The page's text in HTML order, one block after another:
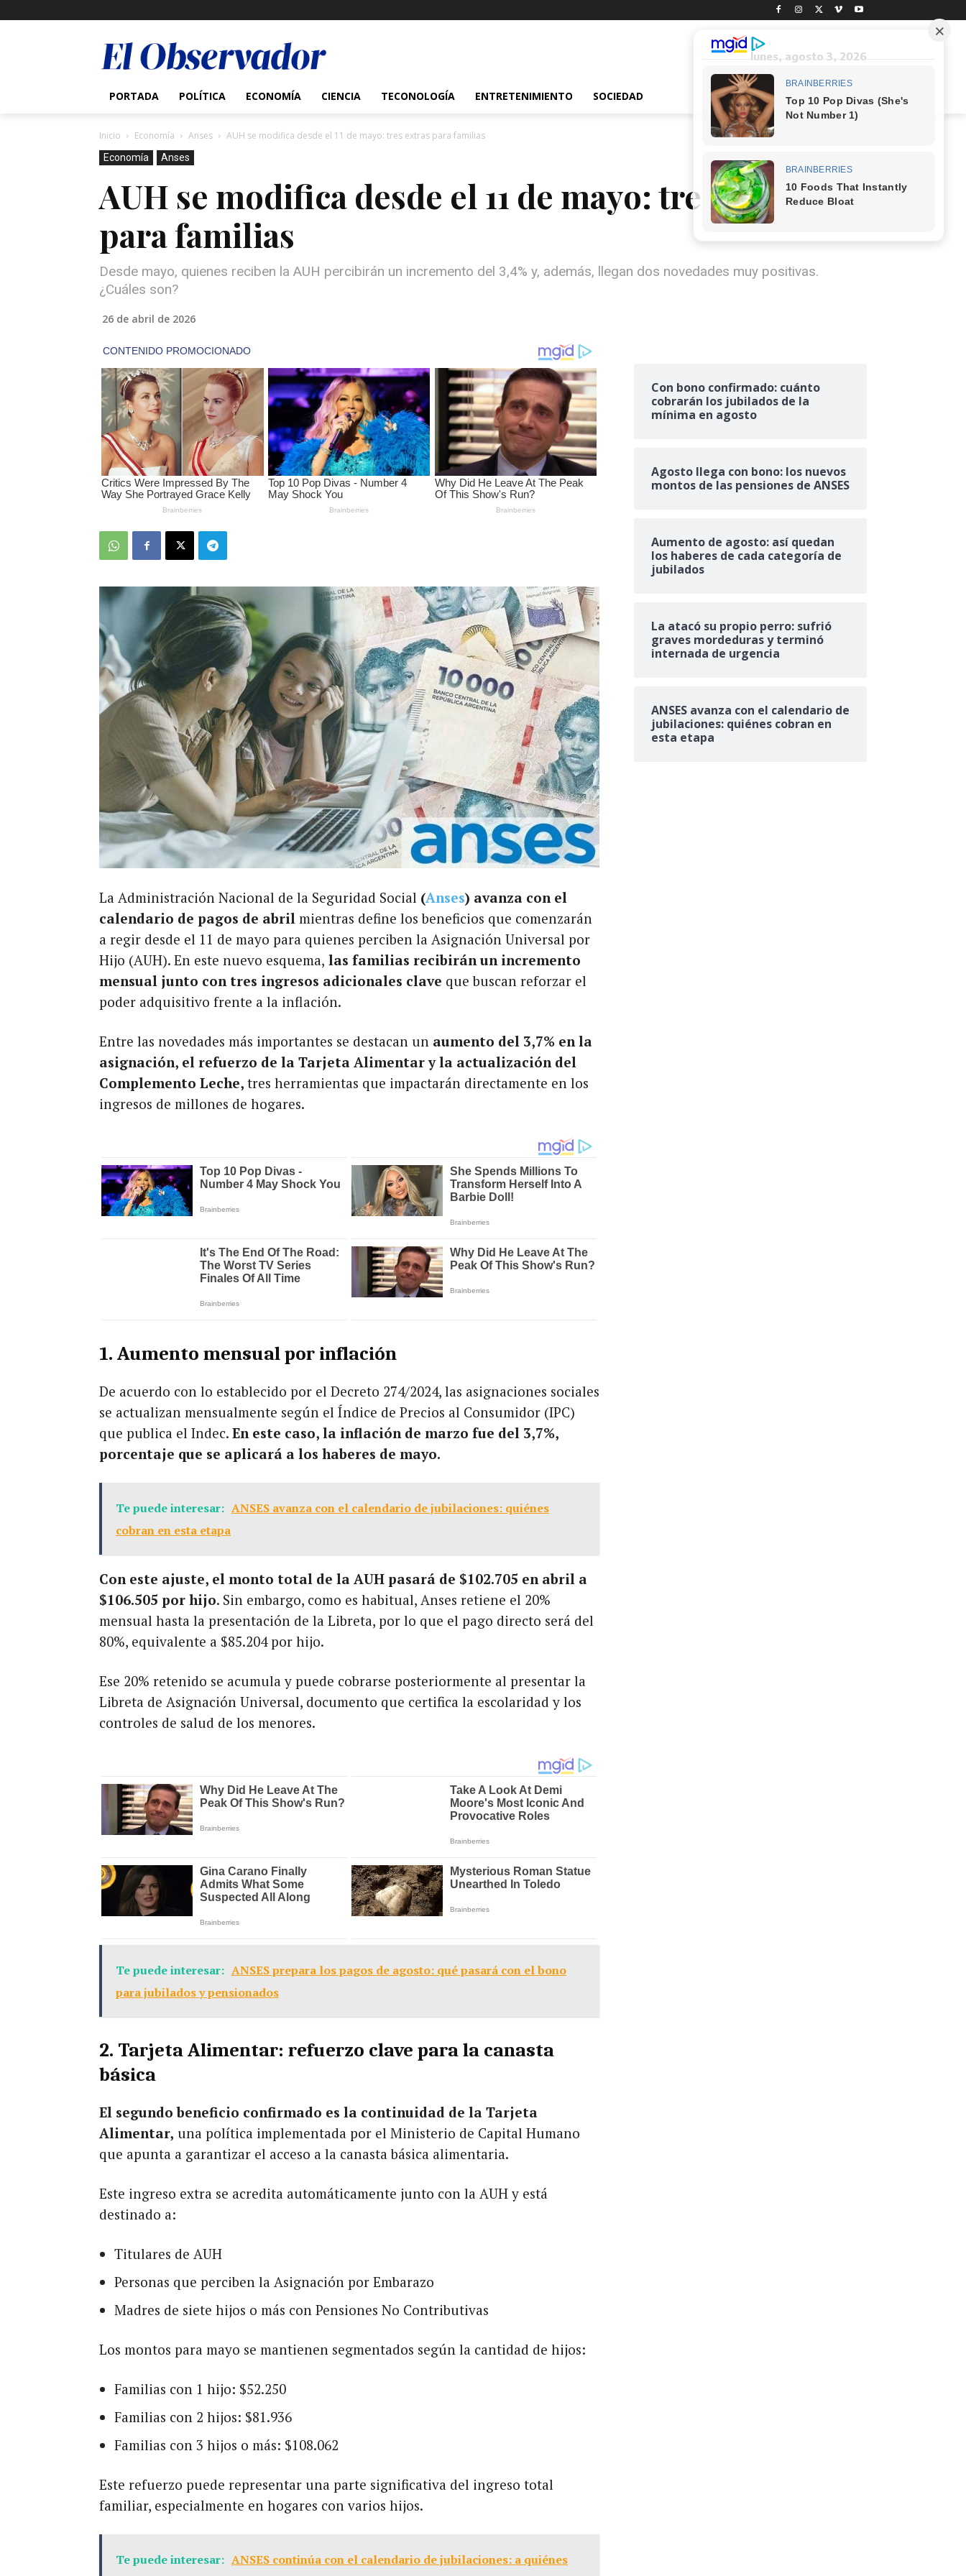
lunes, agosto 3, 2026
PORTADA POLÍTICA ECONOMÍA CIENCIA TECONOLOGÍA ENTRETENIMIENTO SOCIEDAD
Inicio Economía Anses AUH se modifica desde el 11 de mayo: tres extras para familias
Economía Anses
AUH se modifica desde el 11 de mayo: tres extras
para familias
Desde mayo, quienes reciben la AUH percibirán un incremento del 3,4% y, además, llegan dos novedades muy positivas.
¿Cuáles son?
26 de abril de 2026
La Administración Nacional de la Seguridad Social (Anses) avanza con el
calendario de pagos de abril mientras define los beneficios que comenzarán
a regir desde el 11 de mayo para quienes perciben la Asignación Universal por
Hijo (AUH). En este nuevo esquema, las familias recibirán un incremento
mensual junto con tres ingresos adicionales clave que buscan reforzar el
poder adquisitivo frente a la inflación.
Entre las novedades más importantes se destacan un aumento del 3,7% en la
asignación, el refuerzo de la Tarjeta Alimentar y la actualización del
Complemento Leche, tres herramientas que impactarán directamente en los
ingresos de millones de hogares.
1. Aumento mensual por inflación
De acuerdo con lo establecido por el Decreto 274/2024, las asignaciones sociales
se actualizan mensualmente según el Índice de Precios al Consumidor (IPC)
que publica el Indec. En este caso, la inflación de marzo fue del 3,7%,
porcentaje que se aplicará a los haberes de mayo.
Te puede interesar: ANSES avanza con el calendario de jubilaciones: quiénes
cobran en esta etapa
Con este ajuste, el monto total de la AUH pasará de $102.705 en abril a
$106.505 por hijo. Sin embargo, como es habitual, Anses retiene el 20%
mensual hasta la presentación de la Libreta, por lo que el pago directo será del
80%, equivalente a $85.204 por hijo.
Ese 20% retenido se acumula y puede cobrarse posteriormente al presentar la
Libreta de Asignación Universal, documento que certifica la escolaridad y los
controles de salud de los menores.
Te puede interesar: ANSES prepara los pagos de agosto: qué pasará con el bono
para jubilados y pensionados
2. Tarjeta Alimentar: refuerzo clave para la canasta
básica
El segundo beneficio confirmado es la continuidad de la Tarjeta
Alimentar, una política implementada por el Ministerio de Capital Humano
que apunta a garantizar el acceso a la canasta básica alimentaria.
Este ingreso extra se acredita automáticamente junto con la AUH y está
destinado a:
Titulares de AUH
Personas que perciben la Asignación por Embarazo
Madres de siete hijos o más con Pensiones No Contributivas
Los montos para mayo se mantienen segmentados según la cantidad de hijos:
Familias con 1 hijo: $52.250
Familias con 2 hijos: $81.936
Familias con 3 hijos o más: $108.062
Este refuerzo puede representar una parte significativa del ingreso total
familiar, especialmente en hogares con varios hijos.
Te puede interesar: ANSES continúa con el calendario de jubilaciones: a quiénes
Con bono confirmado: cuánto
cobrarán los jubilados de la
mínima en agosto
Agosto llega con bono: los nuevos
montos de las pensiones de ANSES
Aumento de agosto: así quedan
los haberes de cada categoría de
jubilados
La atacó su propio perro: sufrió
graves mordeduras y terminó
internada de urgencia
ANSES avanza con el calendario de
jubilaciones: quiénes cobran en
esta etapa